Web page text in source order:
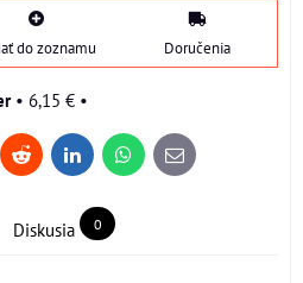
do zoznamu Doručenia
• 6,15 € •
Reddit LinkedInWhatsApp
E-
mail
Diskusia 0